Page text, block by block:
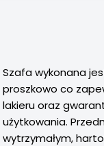
Szafa wykonana
proszkowo co
lakieru oraz
użytkowania.
wytrzymałym,